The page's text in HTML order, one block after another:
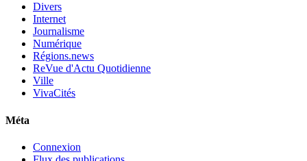
Divers
Internet
Journalisme
Numérique
Régions.news
ReVue d'Actu Quotidienne
Ville
VivaCités
Méta
Connexion